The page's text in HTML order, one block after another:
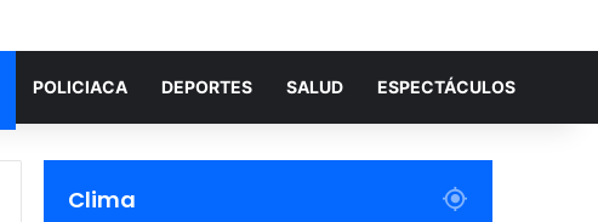
POLICIACA DEPORTES SALUD ESPECTÁCULOS
Clima